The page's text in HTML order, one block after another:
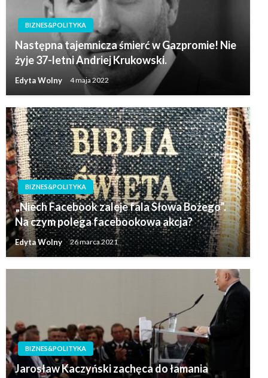
BIZNES&POLITYKA
Następna tajemnicza śmierć w Gazpromie! Nie
żyje 37-letni Andriej Krukowski.
Edyta Wolny 4 maja 2022
BIZNES&POLITYKA
„Niech Facebook zaleje fala Słowa Bożego”.
Na czym polega facebookowa akcja?
Edyta Wolny 26 marca 2021
BIZNES&POLITYKA
Jarosław Kaczyński zachęca do łamania